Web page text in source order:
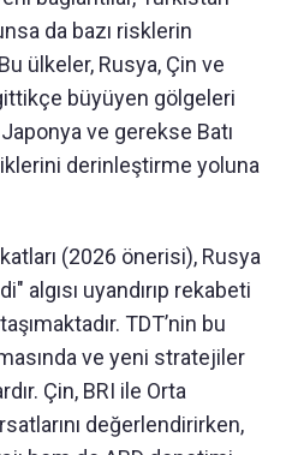
da bazı risklerin
ülkeler, Rusya, Çin ve
büyüyen gölgeleri
ve gerekse Batı
derinleştirme yoluna
(2026 önerisi), Rusya
algısı uyandırıp rekabeti
TDT’nin bu
ve yeni stratejiler
Çin, BRI ile Orta
değerlendirirken,